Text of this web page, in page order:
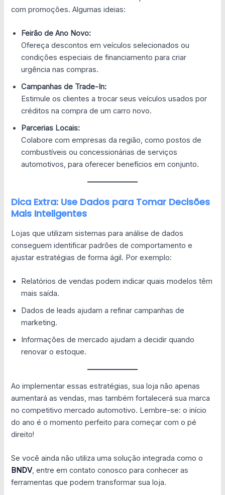
com promoções. Algumas ideias:
Feirão de Ano Novo:
Ofereça descontos em veículos selecionados ou
condições especiais de financiamento para criar
urgência nas compras.
Campanhas de Trade-In:
Estimule os clientes a trocar seus veículos usados por
créditos na compra de um carro novo.
Parcerias Locais:
Colabore com empresas da região, como postos de
combustíveis ou concessionárias de serviços
automotivos, para oferecer benefícios em conjunto.
Dica Extra: Use Dados para Tomar Decisões
Mais Inteligentes
Lojas que utilizam sistemas para análise de dados
conseguem identificar padrões de comportamento e
ajustar estratégias de forma ágil. Por exemplo:
Relatórios de vendas podem indicar quais modelos têm
mais saída.
Dados de leads ajudam a refinar campanhas de
marketing.
Informações de mercado ajudam a decidir quando
renovar o estoque.
Ao implementar essas estratégias, sua loja não apenas
aumentará as vendas, mas também fortalecerá sua marca
no competitivo mercado automotivo. Lembre-se: o início
do ano é o momento perfeito para começar com o pé
direito!
Se você ainda não utiliza uma solução integrada como o
BNDV, entre em contato conosco para conhecer as
ferramentas que podem transformar sua loja.